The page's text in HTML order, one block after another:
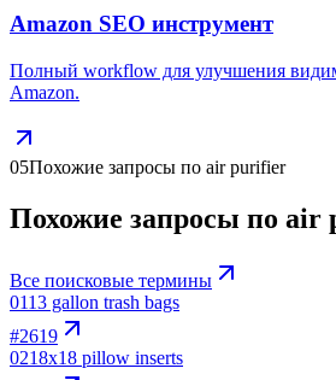
Amazon SEO инструмент
Полный workflow для улучшения
Amazon.
05Похожие запросы по air purifier
Похожие запросы по air
Все поисковые термины
0113 gallon trash bags
#2619
0218x18 pillow inserts